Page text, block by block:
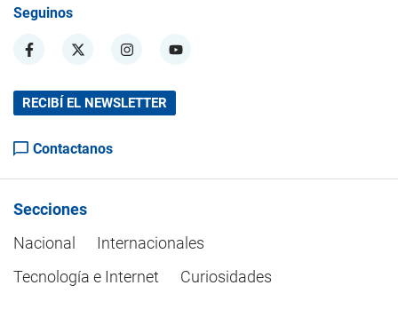
Seguinos
RECIBÍ EL NEWSLETTER
Contactanos
Secciones
Nacional
Internacionales
Tecnología e Internet
Curiosidades